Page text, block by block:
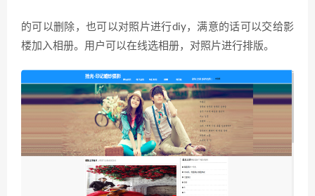
的可以删除，也可以对照片进行diy，满意的话可以交给影
楼加入相册。用户可以在线选相册，对照片进行排版。